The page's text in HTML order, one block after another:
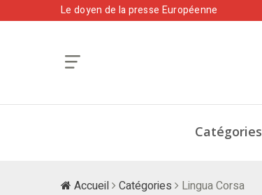
Le doyen de la presse Européenne
Catégories
Accueil Catégories Lingua Corsa